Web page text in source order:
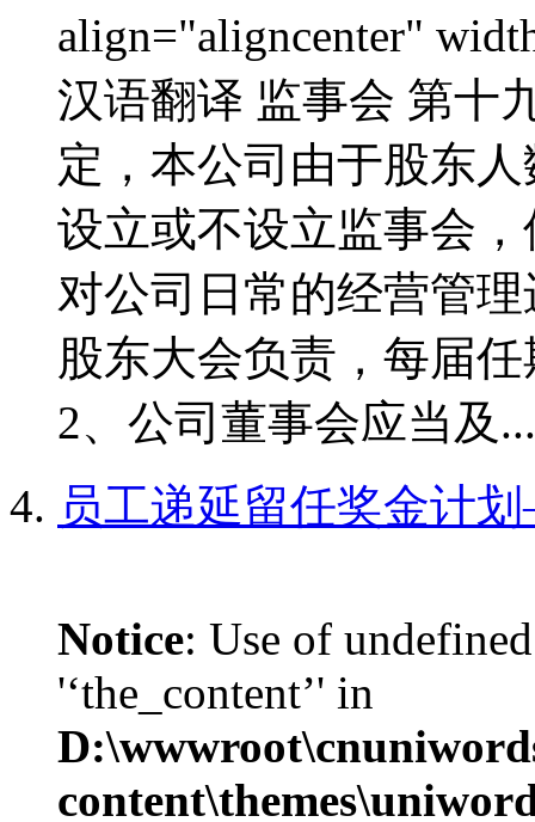
align="aligncenter"
汉语翻译 监事会 第十
定，本公司由于股东
设立或不设立监事会
对公司日常的经营管
股东大会负责，每届
2、公司董事会应当及...
员工递延留任奖金计划
Notice: Use of
'‘the_content’' in